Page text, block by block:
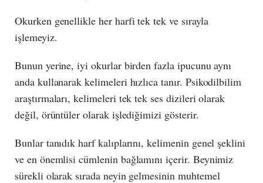
Okurken genellikle her harfi tek tek ve sırayla
işlemeyiz.
Bunun yerine, iyi okurlar birden fazla ipucunu aynı
anda kullanarak kelimeleri hızlıca tanır. Psikodilbilim
araştırmaları, kelimeleri tek tek ses dizileri olarak
değil, örüntüler olarak işlediğimizi gösterir.
Bunlar tanıdık harf kalıplarını, kelimenin genel şeklini
ve en önemlisi cümlenin bağlamını içerir. Beynimiz
sürekli olarak sırada neyin gelmesinin muhtemel